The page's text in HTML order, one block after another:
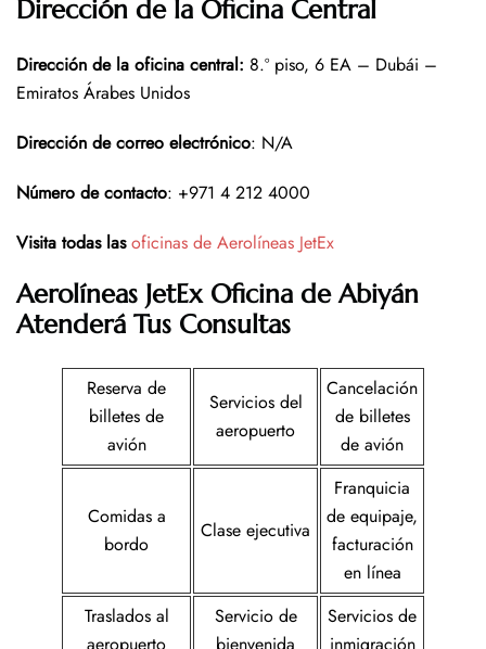
Dirección de la Oficina Central
Dirección de la oficina central: 8.º piso, 6 EA – Dubái –
Emiratos Árabes Unidos
Dirección de correo electrónico: N/A
Número de contacto: +971 4 212 4000
Visita todas las oficinas de Aerolíneas JetEx
Aerolíneas JetEx Oficina de Abiyán
Atenderá Tus Consultas
Reserva de
billetes de
avión
Servicios del
aeropuerto
Cancelación
de billetes
de avión
Comidas a
bordo
Clase ejecutiva
Franquicia
de equipaje,
facturación
en línea
Traslados al
Servicio de
Servicios de